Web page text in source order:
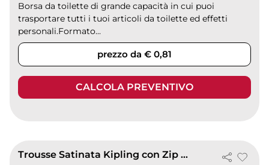
Borsa da toilette di grande capacità in cui puoi
trasportare tutti i tuoi articoli da toilette ed effetti
personali.Formato...
prezzo da € 0,81
CALCOLA PREVENTIVO
Trousse Satinata Kipling con Zip – Eleganza Compatta